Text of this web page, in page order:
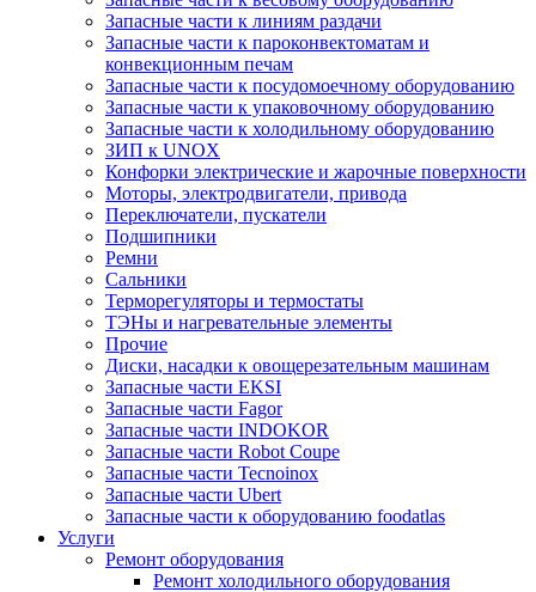
Запасные части к линиям раздачи
Запасные части к пароконвектоматам и
конвекционным печам
Запасные части к посудомоечному оборудованию
Запасные части к упаковочному оборудованию
Запасные части к холодильному оборудованию
ЗИП к UNOX
Конфорки электрические и жарочные поверхности
Моторы, электродвигатели, привода
Переключатели, пускатели
Подшипники
Ремни
Сальники
Терморегуляторы и термостаты
ТЭНы и нагревательные элементы
Прочие
Диски, насадки к овощерезательным машинам
Запасные части EKSI
Запасные части Fagor
Запасные части INDOKOR
Запасные части Robot Coupe
Запасные части Tecnoinox
Запасные части Ubert
Запасные части к оборудованию foodatlas
Услуги
Ремонт оборудования
Ремонт холодильного оборудования